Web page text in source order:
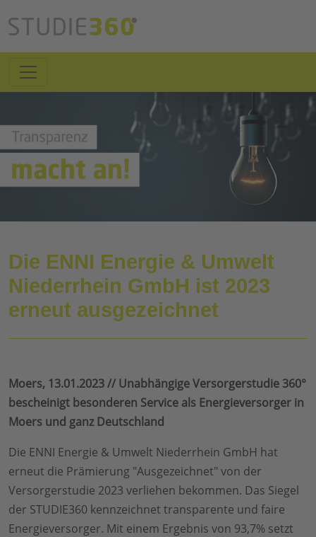
Die ENNI Energie & Umwelt
Niederrhein GmbH ist 2023
erneut ausgezeichnet
Moers, 13.01.2023 // Unabhängige Versorgerstudie 360°
bescheinigt besonderen Service als Energieversorger in
Moers und ganz Deutschland
Die ENNI Energie & Umwelt Niederrhein GmbH hat
erneut die Prämierung "Ausgezeichnet" von der
Versorgerstudie 2023 verliehen bekommen. Das Siegel
der STUDIE360 kennzeichnet transparente und faire
Energieversorger. Mit einem Ergebnis von 93,7% setzt